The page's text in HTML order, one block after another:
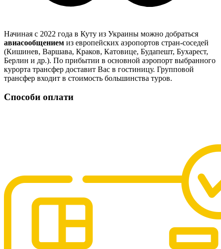
Начиная с 2022 года в Куту из Украины можно добраться
авиасообщением из европейских аэропортов стран-соседей
(Кишинев, Варшава, Краков, Катовице, Будапешт, Бухарест,
Берлин и др.). По прибытии в основной аэропорт выбранного
курорта трансфер доставит Вас в гостиницу. Групповой
трансфер входит в стоимость большинства туров.
Способи оплати